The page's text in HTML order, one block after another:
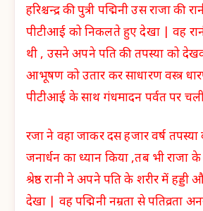
हरिश्चन्द्र की पुत्री पद्मिनी उस राजा की
पीटीआई को निकलते हुए देखा | वह रानी
थी , उसने अपने पति की तपस्या को
आभूषण को उतार कर साधारण वस्त्र
पीटीआई के साथ गंधमादन पर्वत पर
रजा ने वहा जाकर दस हजार वर्ष
जनार्धन का ध्यान किया ,तब भी राजा
श्रेष्ठ रानी ने अपने पति के शरीर में
देखा | वह पद्मिनी नम्रता से पतिव्रता